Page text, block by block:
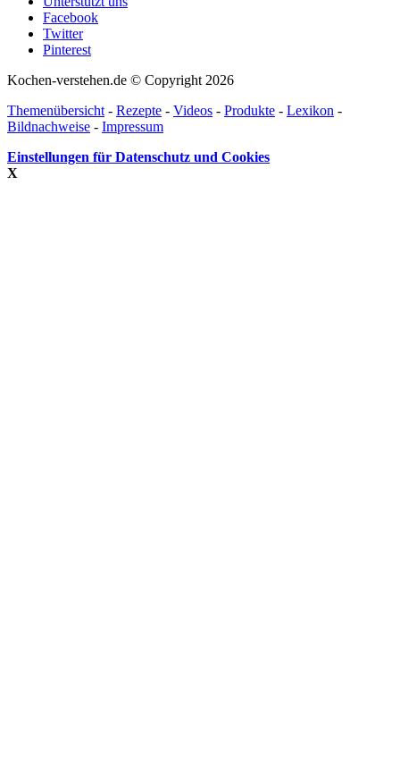
Facebook
Twitter
Pinterest
Kochen-verstehen.de © Copyright 2026
Themenübersicht - Rezepte - Videos - Produkte - Lexikon -
Bildnachweise - Impressum
Einstellungen für Datenschutz und Cookies
X